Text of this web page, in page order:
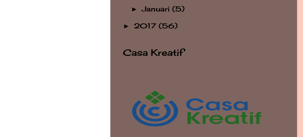
►Januari(5)
► 2017 (56)
Casa Kreatif